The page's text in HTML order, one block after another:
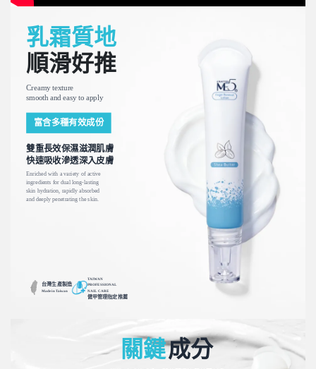
乳霜質地
順滑好推
Creamy texture
smooth and easy to apply
富含多種有效成份
雙重長效保濕滋潤肌膚
快速吸收滲透深入皮膚
Enriched with a variety of active
ingredients for dual long-lasting
skin hydration, rapidly absorbed
and deeply penetrating the skin.
台灣生產製造
Made in Taiwan
TAIWAN
PROFESSIONAL
NAIL CARE
健甲管理指定推薦
關鍵成分